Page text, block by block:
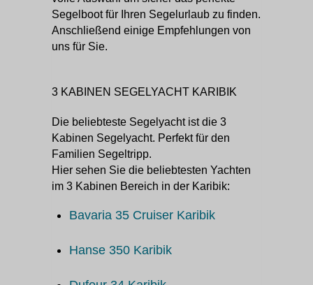
Segelboot für Ihren Segelurlaub zu finden.
Anschließend einige Empfehlungen von
uns für Sie.
3 KABINEN SEGELYACHT KARIBIK
Die beliebteste Segelyacht ist die 3
Kabinen Segelyacht. Perfekt für den
Familien Segeltripp.
Hier sehen Sie die beliebtesten Yachten
im 3 Kabinen Bereich in der Karibik:
Bavaria 35 Cruiser Karibik
Hanse 350 Karibik